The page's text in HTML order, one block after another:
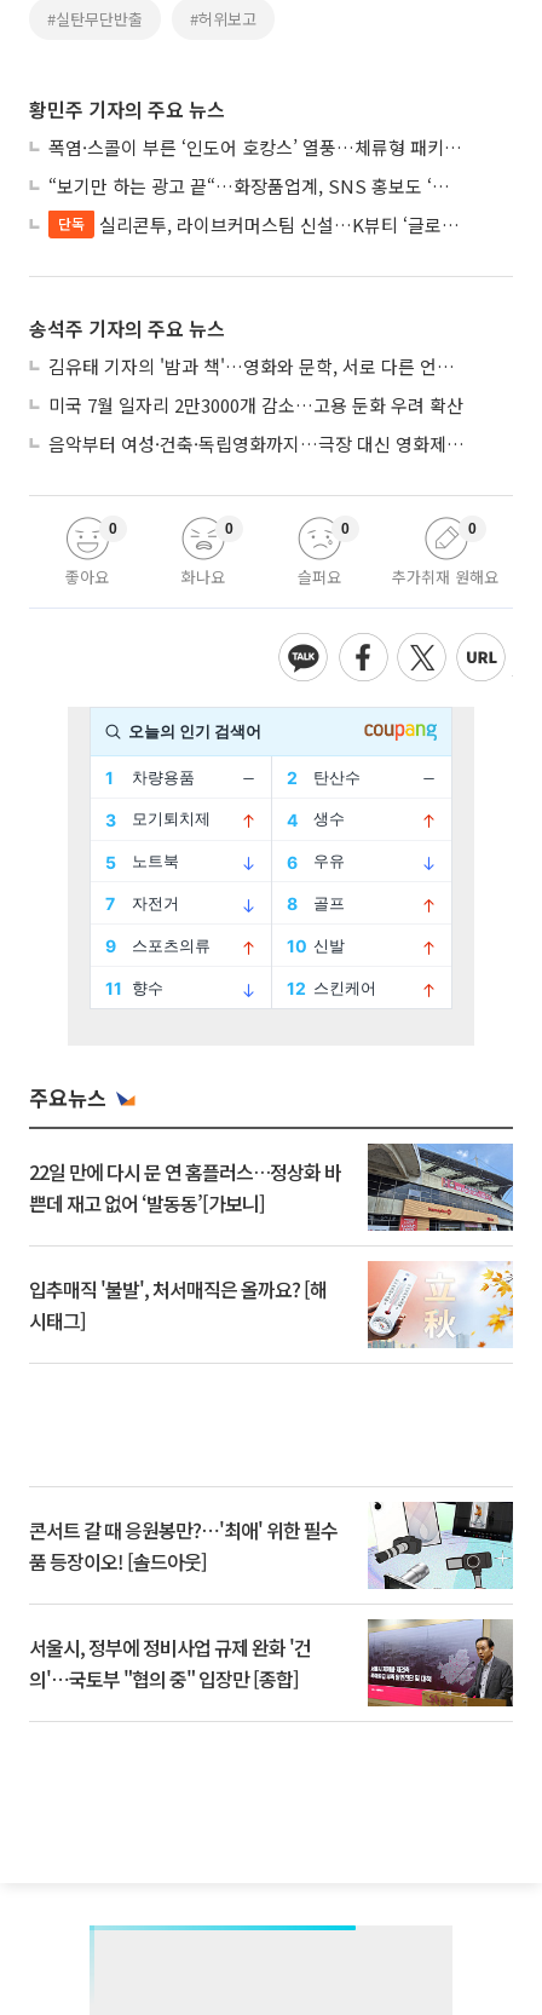
#실탄무단반출 #허위보고
황민주 기자의 주요 뉴스
폭염·스콜이 부른 ‘인도어 호캉스’ 열풍…체류형 패키지 뜬다
“보기만 하는 광고 끝“…화장품업계, SNS 홍보도 ‘참여형 콘텐츠’로 변모
단독 실리콘투, 라이브커머스팀 신설…K뷰티 ‘글로벌 판매망’ 확대
송석주 기자의 주요 뉴스
김유태 기자의 '밤과 책'…영화와 문학, 서로 다른 언어를 읽다
미국 7월 일자리 2만3000개 감소…고용 둔화 우려 확산
음악부터 여성·건축·독립영화까지…극장 대신 영화제로 즐기는 스크린 여행
좋아요
0
화나요
0
슬퍼요
0
추가취재 원해요
0
주요뉴스
22일 만에 다시 문 연 홈플러스…정상화 바
쁜데 재고 없어 ‘발동동’[가보니]
입추매직 '불발', 처서매직은 올까요? [해
시태그]
콘서트 갈 때 응원봉만?⋯'최애' 위한 필수
품 등장이오! [솔드아웃]
서울시, 정부에 정비사업 규제 완화 '건
의'⋯국토부 "협의 중" 입장만 [종합]